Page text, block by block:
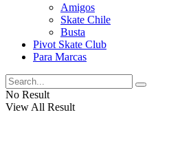
Amigos
Skate Chile
Busta
Pivot Skate Club
Para Marcas
No Result
View All Result